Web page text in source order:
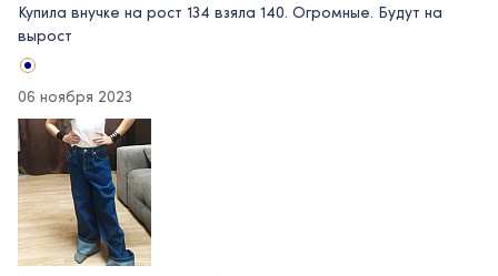
Купила внучке на рост 134 взяла 140. Огромные. Будут на
вырост
06 ноября 2023